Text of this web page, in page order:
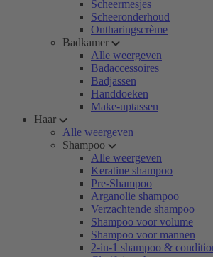
Scheermesjes
Scheeronderhoud
Ontharingscrème
Badkamer
Alle weergeven
Badaccessoires
Badjassen
Handdoeken
Make-uptassen
Haar
Alle weergeven
Shampoo
Alle weergeven
Keratine shampoo
Pre-Shampoo
Arganolie shampoo
Verzachtende shampoo
Shampoo voor volume
Shampoo voor mannen
2-in-1 shampoo &